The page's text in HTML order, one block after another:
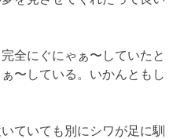
全にぐにゃぁ〜していたと
〜している。いかんともし
ていても別にシワが足に馴